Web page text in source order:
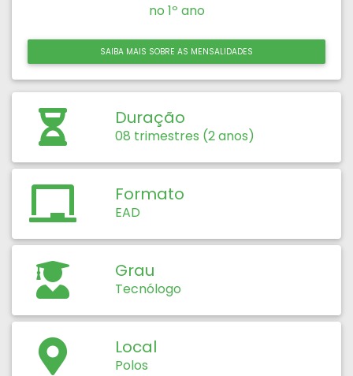
no 1º ano
SAIBA MAIS SOBRE AS MENSALIDADES
Duração
08 trimestres (2 anos)
Formato
EAD
Grau
Tecnólogo
Local
Polos